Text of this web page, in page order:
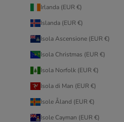
Irlanda (EUR €)
Islanda (EUR €)
Isola Ascensione (EUR €)
Isola Christmas (EUR €)
Isola Norfolk (EUR €)
Isola di Man (EUR €)
Isole Åland (EUR €)
Isole Cayman (EUR €)